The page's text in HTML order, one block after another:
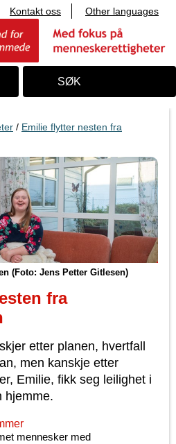
Kontakt oss Other languages
SØK
/ Emilie flytter nesten fra
(Foto: Jens Petter Gitlesen)
fra
etter planen, hvertfall
men kanskje etter
Emilie, fikk seg leilighet i
hjemme.
mennesker med